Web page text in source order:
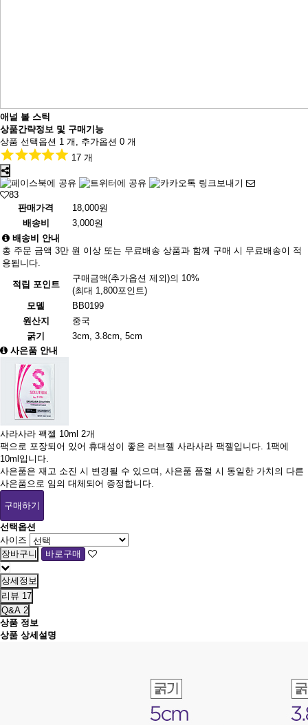
애널 볼 스틱
상품간략정보 및 구매기능
상품 선택옵션 1 개, 추가옵션 0 개
17 개
83
판매가격
18,000원
배송비
3,000원
배송비 안내
총 주문 금액 3만 원 이상 또는 무료배송 상품과 함께 구매 시 무료배송이 적
용됩니다.
적립 포인트
구매금액(추가옵션 제외)의 10%
(최대 1,800포인트)
모델
BB0199
원산지
중국
굵기
3cm, 3.8cm, 5cm
사은품 안내
사라사라 팩젤 10ml 2개
팩으로 포장되어 있어 휴대성이 좋은 러브젤 사라사라 팩젤입니다. 1팩에
10ml입니다.
사은품은 재고 소진 시 변경될 수 있으며, 사은품 품절 시 동일한 가치의 다른
사은품으로 임의 대체되어 증정합니다.
구매하기
선택옵션
사이즈
상세정보
리뷰 17
Q&A 2
상품 정보
상품 상세설명